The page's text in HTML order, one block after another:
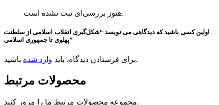
هنوز بررسی‌ای ثبت نشده است.
اولین کسی باشید که دیدگاهی می نویسد “شکل‌گیری انقلاب اسلامی از سلطنت
پهلوی تا جمهوری اسلامی”
برای فرستادن دیدگاه، باید وارد شده باشید.
محصولات مرتبط
مجموعه محصولات مرتبط ما را مرور کنید.